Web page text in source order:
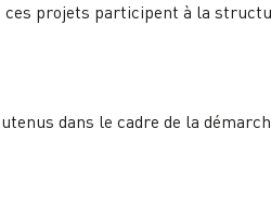
ces projets participent à la
dans le cadre de la